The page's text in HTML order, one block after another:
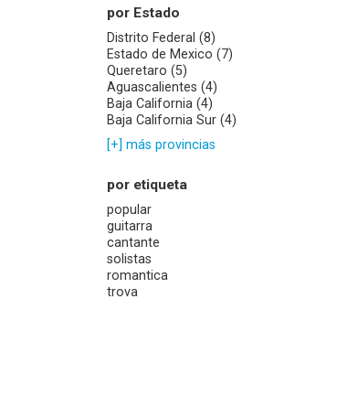
por Estado
Distrito Federal (8)
Estado de Mexico (7)
Queretaro (5)
Aguascalientes (4)
Baja California (4)
Baja California Sur (4)
[+] más provincias
por etiqueta
popular
guitarra
cantante
solistas
romantica
trova